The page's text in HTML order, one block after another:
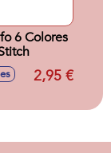
6 Colores
2,95 €